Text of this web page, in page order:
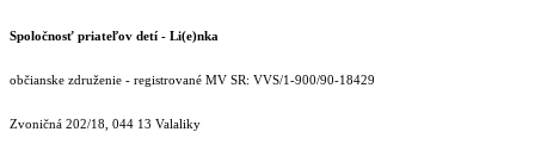
Spoločnosť priateľov detí - Li(e)nka
občianske združenie - registrované MV SR: VVS/1-900/90-18429
Zvoničná 202/18, 044 13 Valaliky